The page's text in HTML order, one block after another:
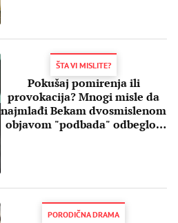
ŠTA VI MISLITE?
Pokušaj pomirenja ili
provokacija? Mnogi misle da
najmlađi Bekam dvosmislenom
objavom "podbada" odbeglog
PORODIČNA DRAMA